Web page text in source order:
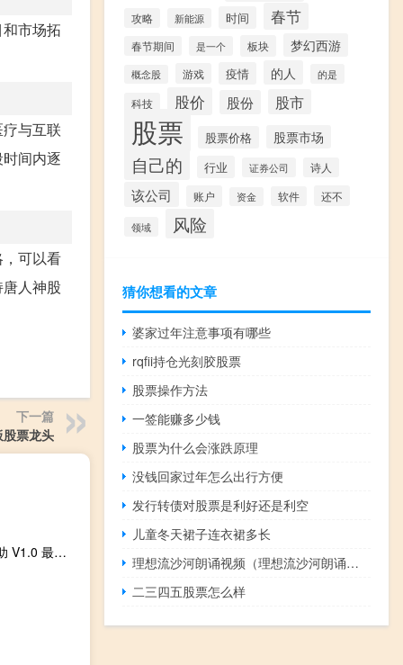
市场拓
与互联
间内逐
可以看
人神股
下一篇
票龙头
赛尔号冰魄代码辅助 V1.0 最新免费版（赛尔号冰魄代码辅助 V1.0 最新免费版功能简介）
攻略 新能源 时间 春节
春节期间 是一个 板块 梦幻西游
概念股 游戏 疫情 的人 的是
科技 股价 股份 股市
股票 股票价格 股票市场
自己的 行业 证券公司 诗人
该公司 账户 资金 软件 还不
领域 风险
猜你想看的文章
婆家过年注意事项有哪些
rqfii持仓光刻胶股票
股票操作方法
一签能赚多少钱
股票为什么会涨跌原理
没钱回家过年怎么出行方便
发行转债对股票是利好还是利空
儿童冬天裙子连衣裙多长
理想流沙河朗诵视频（理想流沙河朗诵稿）
二三四五股票怎么样